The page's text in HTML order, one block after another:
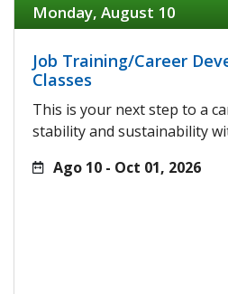
Monday, August 10
Job Training/Career
Classes
This is your next step to a
stability and sustainability
Ago 10 - Oct 01, 2026